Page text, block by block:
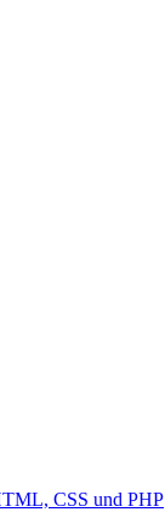
CSS und PHP